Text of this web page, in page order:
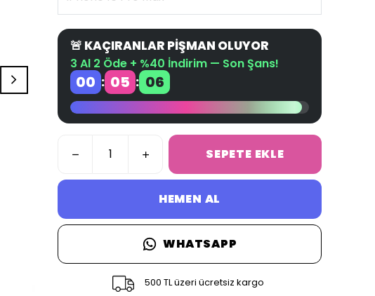
🚨 KAÇIRANLAR PİŞMAN OLUYOR
3 Al 2 Öde + %40 İndirim — Son Şans!
00 : 05 : 05
SEPETE EKLE
HEMEN AL
WHATSAPP
500 TL üzeri ücretsiz kargo